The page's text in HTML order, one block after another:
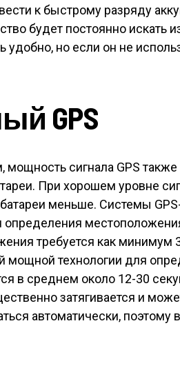
к быстрому разряду
будет постоянно искать
удобно, но если он не
GPS
мощность сигнала GPS
При хорошем уровне
меньше. Системы
определения
требуется как минимум
мощной технологии для
в среднем около 12-30
затягивается и
автоматически, поэтому